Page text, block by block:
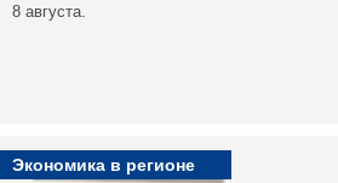
8 августа.
Экономика в регионе